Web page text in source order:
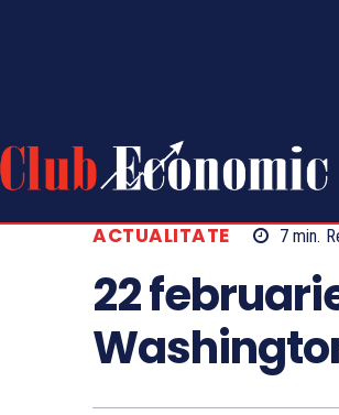
ACTUALITATE
7min.
22